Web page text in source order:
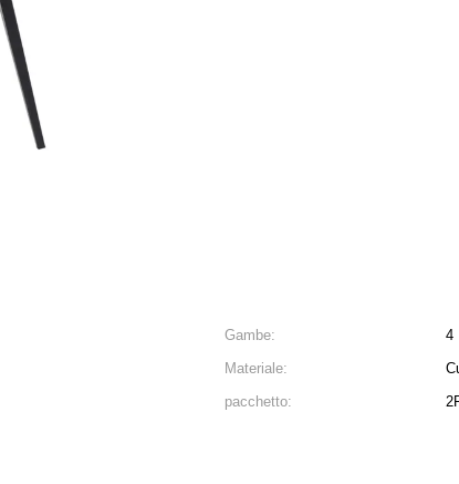
Gambe:
4
Materiale:
pacchetto: